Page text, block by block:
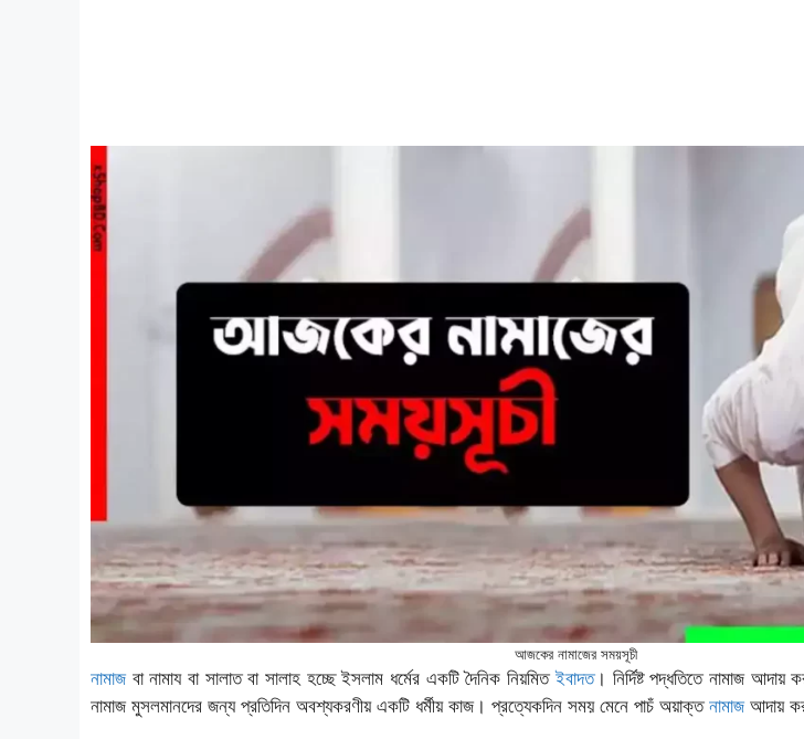
আজকের নামাজের সময়সূচী
নামাজবা নামায বা সালাত বা সালাহ হচ্ছে ইসলাম ধর্মের একটি দৈনিক নিয়মিতইবাদত। নির্দিষ্ট পদ্ধতিতে নামাজ
নামাজ মুসলমানদের জন্য প্রতিদিন অবশ্যকরণীয় একটি ধর্মীয় কাজ। প্রত্যেকদিন সময় মেনে পাচঁ অয়াক্ত নামাজআদায়